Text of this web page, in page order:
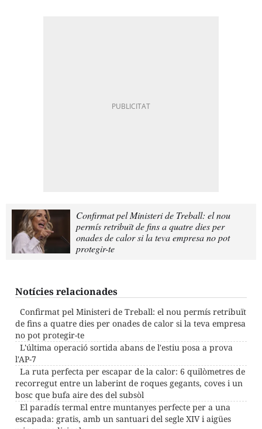
Confirmat pel Ministeri de Treball: el nou
permís retribuït de fins a quatre dies per
onades de calor si la teva empresa no pot
protegir-te
Notícies relacionades
Confirmat pel Ministeri de Treball: el nou permís retribuït
de fins a quatre dies per onades de calor si la teva empresa
no pot protegir-te
L'última operació sortida abans de l'estiu posa a prova
l'AP-7
La ruta perfecta per escapar de la calor: 6 quilòmetres de
recorregut entre un laberint de roques gegants, coves i un
bosc que bufa aire des del subsòl
El paradís termal entre muntanyes perfecte per a una
escapada: gratis, amb un santuari del segle XIV i aigües